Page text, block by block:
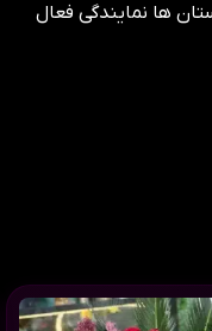
ها نمایندگی فعال